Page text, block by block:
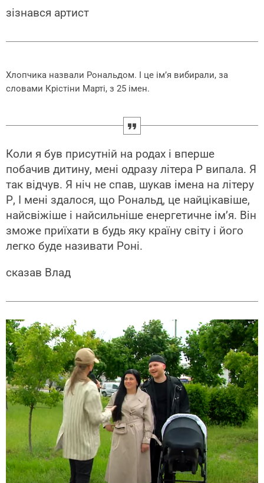
зізнався артист
Хлопчика назвали Рональдом. І це ім’я вибирали, за
словами Крістіни Марті, з 25 імен.
Коли я був присутній на родах і вперше
побачив дитину, мені одразу літера Р випала. Я
так відчув. Я ніч не спав, шукав імена на літеру
Р, І мені здалося, що Рональд, це найцікавіше,
найсвіжіше і найсильніше енергетичне ім’я. Він
зможе приїхати в будь яку країну світу і його
легко буде називати Роні.
сказав Влад